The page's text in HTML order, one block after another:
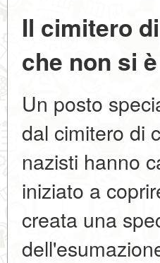
Il cimitero
che non si
Un posto
dal cimitero di
nazisti hanno
iniziato a
creata una